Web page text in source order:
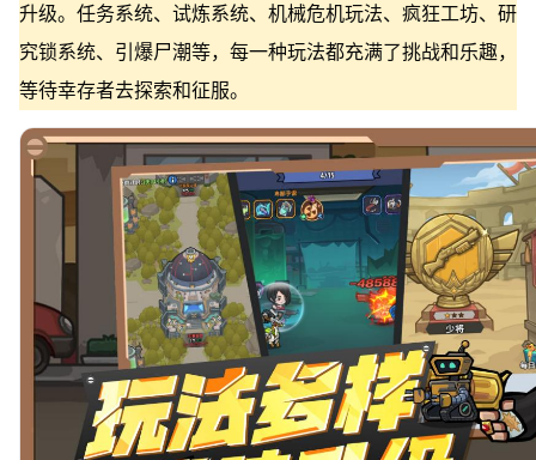
升级。任务系统、试炼系统、机械危机玩法、疯狂工坊、研
究锁系统、引爆尸潮等，每一种玩法都充满了挑战和乐趣，
等待幸存者去探索和征服。